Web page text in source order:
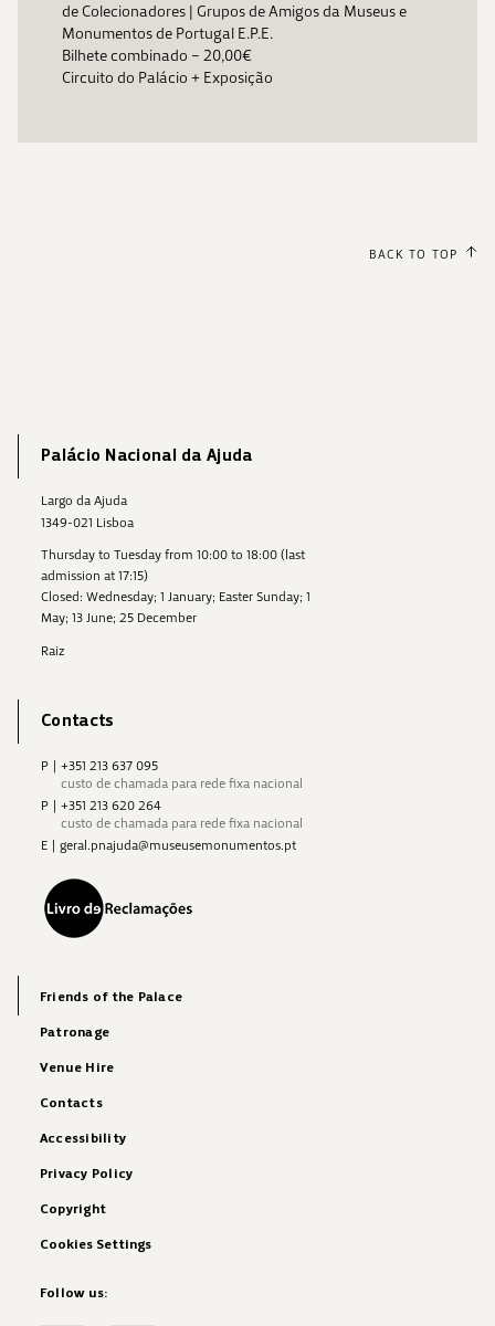
de Colecionadores | Grupos de Amigos da Museus e
Monumentos de Portugal E.P.E.
Bilhete combinado – 20,00€
Circuito do Palácio + Exposição
BACK TO TOP
Palácio Nacional da Ajuda
Largo da Ajuda
1349-021 Lisboa
Thursday to Tuesday from 10:00 to 18:00 (last
admission at 17:15)
Closed: Wednesday; 1 January; Easter Sunday; 1
May; 13 June; 25 December
Raiz
Contacts
P
+351 213 637 095
custo de chamada para rede fixa nacional
P
+351 213 620 264
custo de chamada para rede fixa nacional
E
geral.pnajuda@museusemonumentos.pt
Friends of the Palace
Patronage
Venue Hire
Contacts
Accessibility
Privacy Policy
Copyright
Cookies Settings
Follow us: